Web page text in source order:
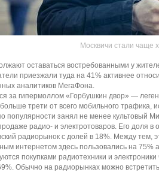
Москвичи стали чаще
оставаться востребованными у
приезжали туда на 41% активнее
аналитиков МегаФона.
за гипермоллом «Горбушкин двор» —
трети от всего мобильного трафика,
популярности занял не менее культовый
радио- и электротоваров. Его доля
радиорынок с долей в 18%. Между тем,
интернетом здесь пользовались на 75%
покупками радиотехники и
Обычно на радиорынках можно